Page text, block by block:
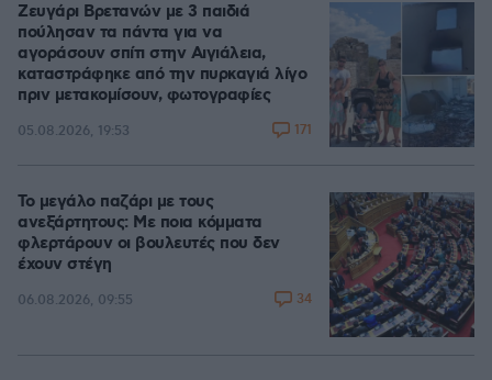
Ζευγάρι Βρετανών με 3 παιδιά
πούλησαν τα πάντα για να
αγοράσουν σπίτι στην Αιγιάλεια,
καταστράφηκε από την πυρκαγιά λίγο
πριν μετακομίσουν, φωτογραφίες
05.08.2026, 19:53 171
Το μεγάλο παζάρι με τους
ανεξάρτητους: Με ποια κόμματα
φλερτάρουν οι βουλευτές που δεν
έχουν στέγη
06.08.2026, 09:55 34